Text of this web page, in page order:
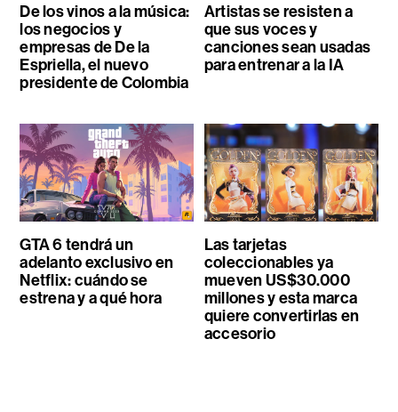
De los vinos a la música:
los negocios y
empresas de De la
Espriella, el nuevo
presidente de Colombia
Artistas se resisten a
que sus voces y
canciones sean usadas
para entrenar a la IA
GTA 6 tendrá un
adelanto exclusivo en
Netflix: cuándo se
estrena y a qué hora
Las tarjetas
coleccionables ya
mueven US$30.000
millones y esta marca
quiere convertirlas en
accesorio